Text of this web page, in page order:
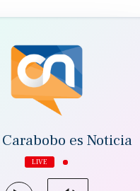
es Noticia
LIVE